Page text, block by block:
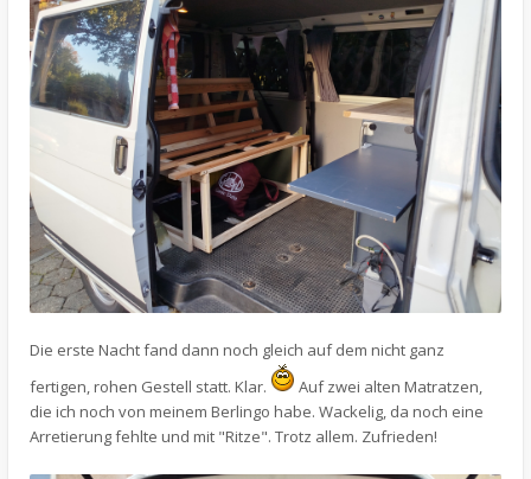
Die erste Nacht fand dann noch gleich auf dem nicht ganz
fertigen, rohen Gestell statt. Klar.
Auf zwei alten Matratzen,
die ich noch von meinem Berlingo habe. Wackelig, da noch eine
Arretierung fehlte und mit "Ritze". Trotz allem. Zufrieden!